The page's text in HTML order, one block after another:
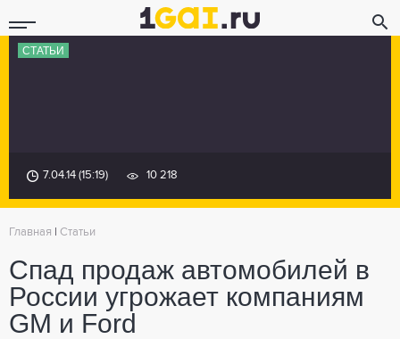
СТАТЬИ
7.04.14 (15:19) 10 218
Главная Статьи
Спад продаж автомобилей в
России угрожает компаниям
GM и Ford